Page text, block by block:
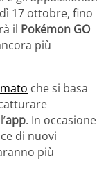
17 ottobre, fino
il Pokémon GO
più
che si basa
app. In occasione
di nuovi
più